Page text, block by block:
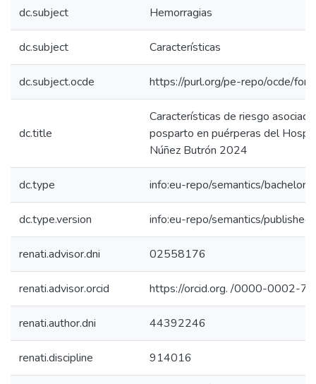
dc.subject Hemorragias
dc.subject Características
dc.subject.ocde https://purl.org/pe-repo/ocde/
dc.title
Características de riesgo
posparto en puérperas del
Núñez Butrón 2024
dc.type info:eu-repo/semantics/
dc.type.version info:eu-repo/semantics/
renati.advisor.dni 02558176
renati.advisor.orcid https://orcid.org. /0000-0002-
renati.author.dni 44392246
renati.discipline 914016